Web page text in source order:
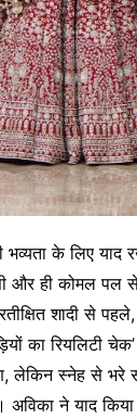
भव्यता के लिए याद
और ही कोमल पल
शादी से
का रियलिटी
लेकिन स्नेह से भरे
अविका ने याद